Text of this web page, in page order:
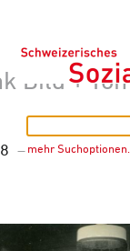
Bild + Ton
mehr Suchoptionen…
–